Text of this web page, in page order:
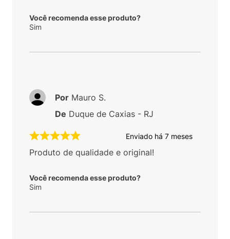
Você recomenda esse produto?
Sim
Enviado há 7 meses
Produto de qualidade e original!
Você recomenda esse produto?
Sim
Por Mauro S.
De Duque de Caxias - RJ